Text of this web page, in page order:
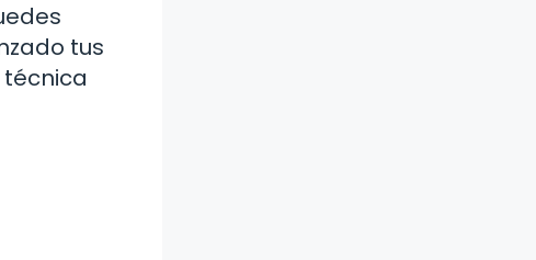
tus
técnica